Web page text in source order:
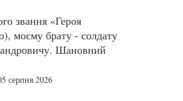
звання «Героя
моєму брату - солдату
Шановний
серпня 2026